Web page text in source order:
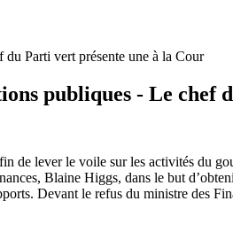
Parti vert présente une à la Cour
publiques - Le chef
de lever le voile sur les activités du
Blaine Higgs, dans le but
Devant le refus du ministre des